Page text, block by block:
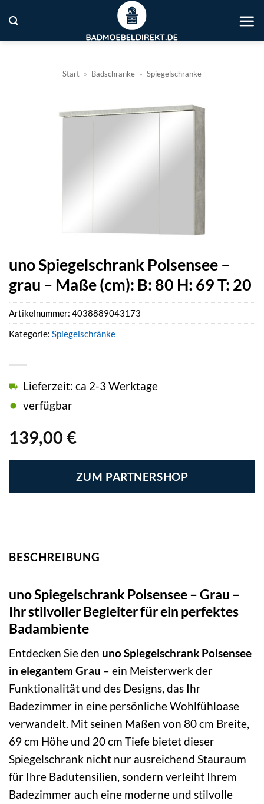
Inhalt
springen
Start » Badschränke » Spiegelschränke
uno Spiegelschrank Polsensee –
grau – Maße (cm): B: 80 H: 69 T: 20
139,00 €
Lieferzeit: ca 2-3 Werktage
verfügbar
ZUM PARTNERSHOP
Artikelnummer: 4038889043173
Kategorie: Spiegelschränke
BESCHREIBUNG
uno Spiegelschrank Polsensee – Grau –
Ihr stilvoller Begleiter für ein perfektes
Badambiente
Entdecken Sie den uno Spiegelschrank Polsensee
in elegantem Grau – ein Meisterwerk der
Funktionalität und des Designs, das Ihr
Badezimmer in eine persönliche Wohlfühloase
verwandelt. Mit seinen Maßen von 80 cm Breite,
69 cm Höhe und 20 cm Tiefe bietet dieser
Spiegelschrank nicht nur ausreichend Stauraum
für Ihre Badutensilien, sondern verleiht Ihrem
Badezimmer auch eine moderne und stilvolle